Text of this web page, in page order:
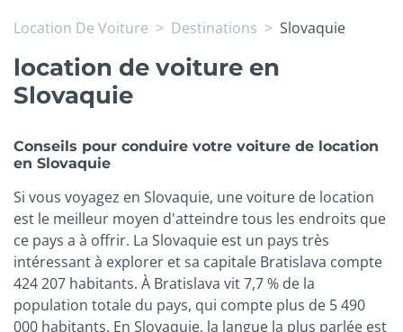
Location De Voiture Destinations Slovaquie
location de voiture en
Slovaquie
Conseils pour conduire votre voiture de location
en Slovaquie
Si vous voyagez en Slovaquie, une voiture de location
est le meilleur moyen d'atteindre tous les endroits que
ce pays a à offrir. La Slovaquie est un pays très
intéressant à explorer et sa capitale Bratislava compte
424 207 habitants. À Bratislava vit 7,7 % de la
population totale du pays, qui compte plus de 5 490
000 habitants. En Slovaquie, la langue la plus parlée est